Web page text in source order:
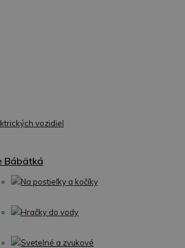
vozidiel
Bábätká
Na postieľky a kočíky
Hračky do vody
Svetelné a zvukové